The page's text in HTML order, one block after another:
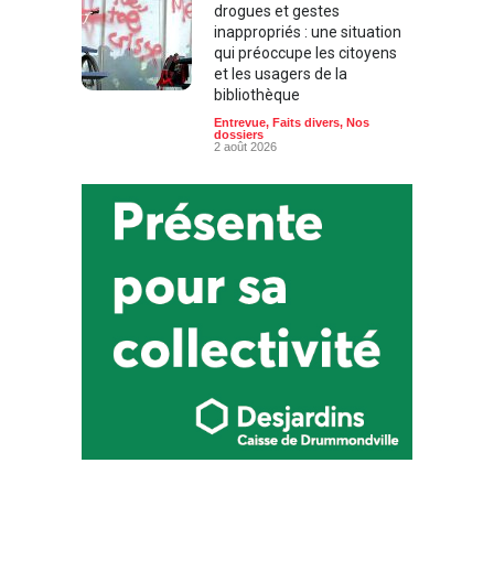
drogues et gestes
inappropriés : une situation
qui préoccupe les citoyens
et les usagers de la
bibliothèque
Entrevue, Faits divers, Nos
dossiers
2 août 2026